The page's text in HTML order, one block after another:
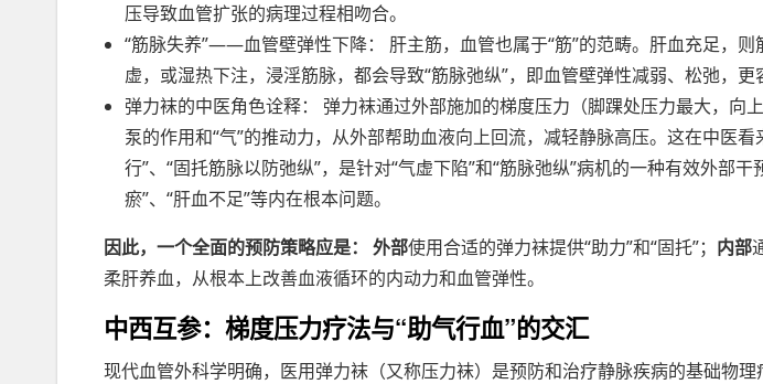
压导致血管扩张的病理过程相吻合。
“筋脉失养”——血管壁弹性下降： 肝主筋，血管也属于“筋”的范畴。肝血充足，则
虚，或湿热下注，浸淫筋脉，都会导致“筋脉弛纵”，即血管壁弹性减弱、松弛，更
弹力袜的中医角色诠释： 弹力袜通过外部施加的梯度压力（脚踝处压力最大，向
泵的作用和“气”的推动力，从外部帮助血液向上回流，减轻静脉高压。这在中医
行”、“固托筋脉以防弛纵”，是针对“气虚下陷”和“筋脉弛纵”病机的一种有效外部干
瘀”、“肝血不足”等内在根本问题。
因此，一个全面的预防策略应是：
外部使用合适的弹力袜提供“助力”和“固托”； 内部
柔肝养血，从根本上改善血液循环的内动力和血管弹性。
中西互参：梯度压力疗法与“助气行血”的交汇
现代血管外科学明确，医用弹力袜（又称压力袜）是预防和治疗静脉疾病的基础物